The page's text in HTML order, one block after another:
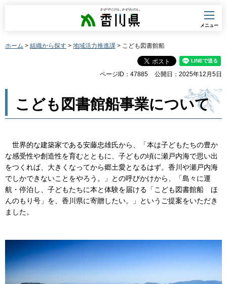
香川県
メニュー
ホーム > 組織から探す > 地域活力推進課 > こども図書館船
ページID：47885 公開日：2025年12月5日
こども図書館船事業について
世界的な建築家である安藤忠雄氏から、「本は子どもたちの豊か
な感受性や創造性を育むとともに、子どもの頃に瀬戸内海で思い出
をつくれば、大きくなってから郷土愛となるはず。香川や瀬戸内海
でしかできないことをやろう。」との呼びかけから、「島々に運
航・停泊し、子どもたちに本と体験を届ける「こども図書館船 ほ
んのもり号」を、香川県に寄贈したい。」というご提案をいただき
ました。